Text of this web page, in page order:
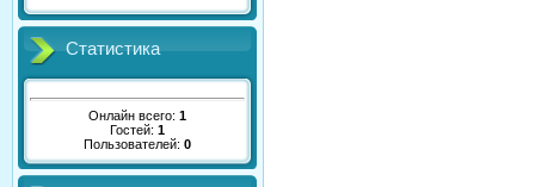
Статистика
Онлайн всего: 1
Гостей: 1
Пользователей: 0